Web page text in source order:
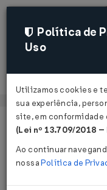
Página Inicial
Política de
Uso
Utilizamos cookies e
sua experiência,
site, em conformidade
(Lei nº 13.709/2018 –
Ao continuar
nossaPolítica de